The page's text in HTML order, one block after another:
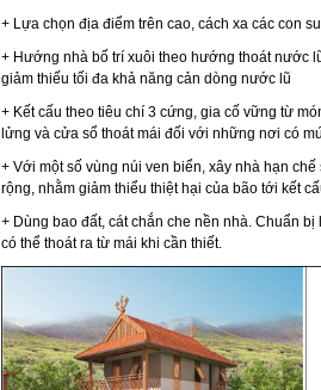
+ Lựa chọn địa điểm trên cao, cách xa các con
+ Hướng nhà bố trí xuôi theo hướng thoát nước
giảm thiếu tối đa khả năng cản dòng nước lũ
+ Kết cấu theo tiêu chí 3 cứng, gia cố vững từ
lửng và cửa sổ thoát mái đối với những nơi có
+ Với một số vùng núi ven biển, xây nhà hạn
rộng, nhằm giảm thiểu thiệt hại của bão tới kết
+ Dùng bao đất, cát chắn che nền nhà. Chuẩn
có thể thoát ra từ mái khi cần thiết.